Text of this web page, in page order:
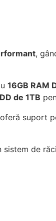
,
16GB RAM
de 1TB
oferă suport
sistem de